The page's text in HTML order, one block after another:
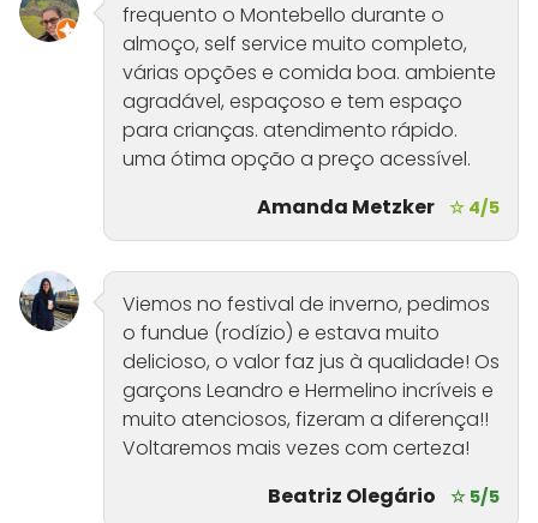
frequento o Montebello durante o
almoço, self service muito completo,
várias opções e comida boa. ambiente
agradável, espaçoso e tem espaço
para crianças. atendimento rápido.
uma ótima opção a preço acessível.
Amanda Metzker ☆ 4/5
Viemos no festival de inverno, pedimos
o fundue (rodízio) e estava muito
delicioso, o valor faz jus à qualidade! Os
garçons Leandro e Hermelino incríveis e
muito atenciosos, fizeram a diferença!!
Voltaremos mais vezes com certeza!
Beatriz Olegário
☆ 5/5